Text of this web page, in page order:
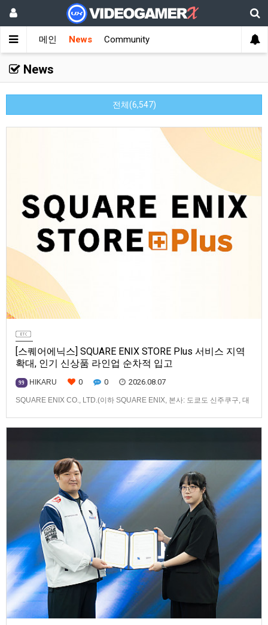
메인 News Community
News
전체(6,547)
[스퀘어에닉스] SQUARE ENIX STORE Plus 서비스 지역
확대, 인기 신상품 라인업 순차적 입고
99 HIKARU 0 0 2026.08.07
SQUARE ENIX CO., LTD.(이하 SQUARE ENIX, 본사: 도쿄도 신주쿠구, 대